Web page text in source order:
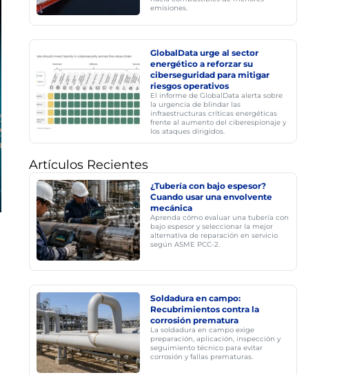
emisiones.
GlobalData urge al sector
energético a reforzar su
ciberseguridad para mitigar
riesgos operativos
El informe de GlobalData alerta sobre
la urgencia de blindar las
infraestructuras críticas energéticas
frente al aumento del ciberespionaje y
los ataques dirigidos.
Artículos Recientes
¿Tubería con bajo espesor?
Cuando usar una envolvente
mecánica
Aprenda cómo evaluar una tubería con
bajo espesor y seleccionar la mejor
alternativa de reparación en servicio
según ASME PCC-2.
Soldadura en campo:
Recubrimientos contra la
corrosión prematura
La soldadura en campo exige
preparación, aplicación, inspección y
seguimiento técnico para evitar
corrosión y fallas prematuras.